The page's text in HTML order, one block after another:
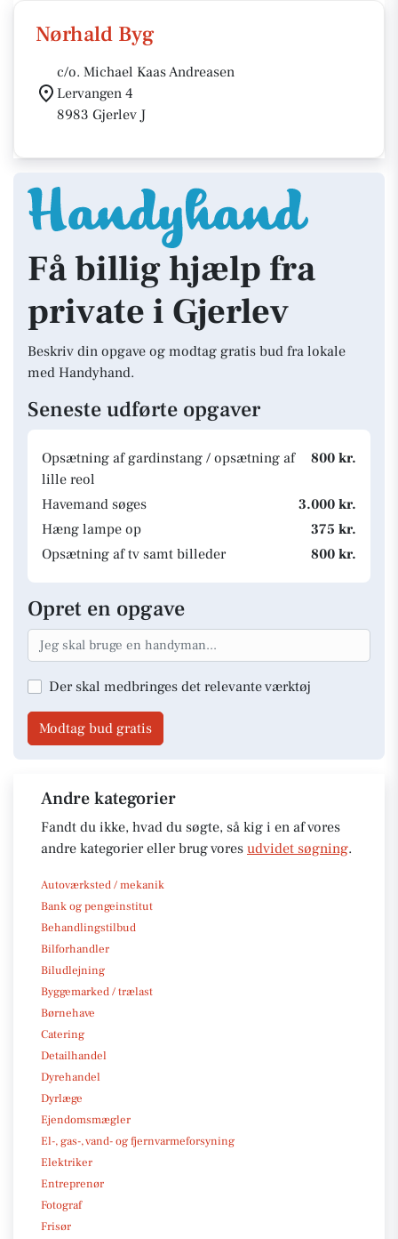
Nørhald Byg
c/o. Michael Kaas Andreasen
Lervangen 4
8983 Gjerlev J
Få billig hjælp fra
private i Gjerlev
Beskriv din opgave og modtag gratis bud fra lokale
med Handyhand.
Seneste udførte opgaver
Opsætning af gardinstang / opsætning af
lille reol
800 kr.
Havemand søges
3.000 kr.
Hæng lampe op
375 kr.
Opsætning af tv samt billeder
800 kr.
Opret en opgave
Der skal medbringes det relevante værktøj
Modtag bud gratis
Andre kategorier
Fandt du ikke, hvad du søgte, så kig i en af vores
andre kategorier eller brug vores udvidet søgning.
Autoværksted / mekanik
Bank og pengeinstitut
Behandlingstilbud
Bilforhandler
Biludlejning
Byggemarked / trælast
Børnehave
Catering
Detailhandel
Dyrehandel
Dyrlæge
Ejendomsmægler
El-, gas-, vand- og fjernvarmeforsyning
Elektriker
Entreprenør
Fotograf
Frisør